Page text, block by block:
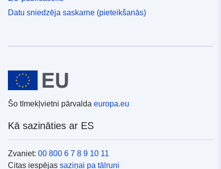
Datu sniedzēja saskarne (pieteikšanās)
Šo tīmekļvietni pārvalda europa.eu
Kā sazināties ar ES
Zvaniet: 00 800 6 7 8 9 10 11
Citas iespējas saziņai pa tālruni